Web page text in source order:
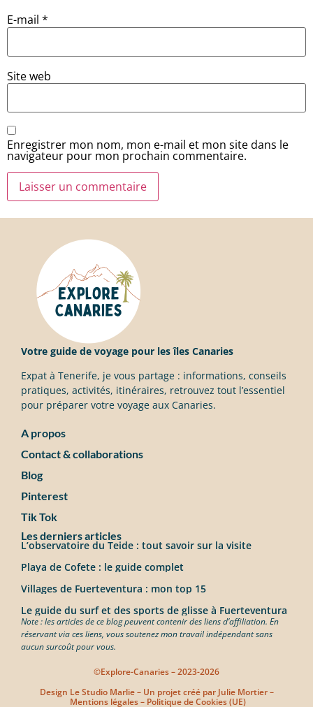
E-mail *
Site web
Enregistrer mon nom, mon e-mail et mon site dans le
navigateur pour mon prochain commentaire.
Votre guide de voyage pour les îles Canaries
Expat à Tenerife, je vous partage : informations, conseils
pratiques, activités, itinéraires, retrouvez tout l’essentiel
pour préparer votre voyage aux Canaries.
A propos
Contact & collaborations
Blog
Pinterest
Tik Tok
Les derniers articles
L’observatoire du Teide : tout savoir sur la visite
Playa de Cofete : le guide complet
Villages de Fuerteventura : mon top 15
Le guide du surf et des sports de glisse à Fuerteventura
Note : les articles de ce blog peuvent contenir des liens d’affiliation. En
réservant via ces liens, vous soutenez mon travail indépendant sans
aucun surcoût pour vous.
©Explore-Canaries – 2023-2026
Design Le Studio Marlie– Un projet créé par Julie Mortier–
Mentions légales– Politique de Cookies (UE)